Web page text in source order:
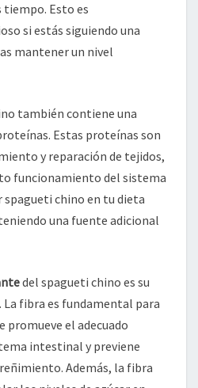
Esto es
si estás siguiendo una
mantener un nivel
también contiene una
Estas proteínas son
y reparación de tejidos,
funcionamiento del sistema
chino en tu dieta
una fuente adicional
del spagueti chino es su
fibra es fundamental para
promueve el adecuado
intestinal y previene
Además, la fibra